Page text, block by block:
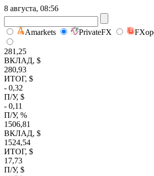
8 августа, 08:56
Amarkets PrivateFX
281,25
ВКЛАД, $
280,93
ИТОГ, $
- 0,32
П/У, $
- 0,11
П/У, %
1506,81
ВКЛАД, $
1524,54
ИТОГ, $
17,73
П/У, $